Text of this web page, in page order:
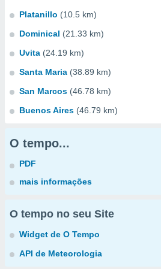
Platanillo (10.5 km)
Dominical (21.33 km)
Uvita (24.19 km)
Santa Maria (38.89 km)
San Marcos (46.78 km)
Buenos Aires (46.79 km)
O tempo...
PDF
mais informações
O tempo no seu Site
Widget de O Tempo
API de Meteorologia